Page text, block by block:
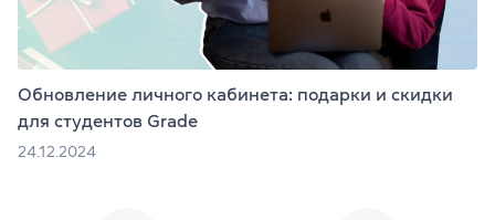
Обновление личного кабинета: подарки и скидки
для студентов Grade
24.12.2024